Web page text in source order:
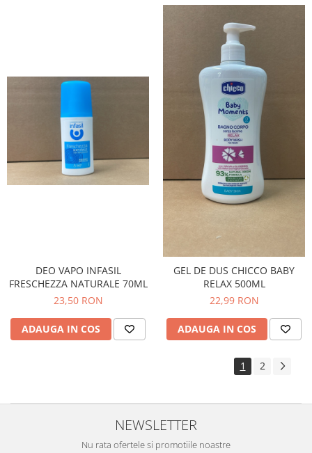
DEO VAPO INFASIL
FRESCHEZZA NATURALE 70ML
23,50 RON
ADAUGA IN COS
GEL DE DUS CHICCO BABY
RELAX 500ML
22,99 RON
ADAUGA IN COS
1 2
NEWSLETTER
Nu rata ofertele si promotiile noastre